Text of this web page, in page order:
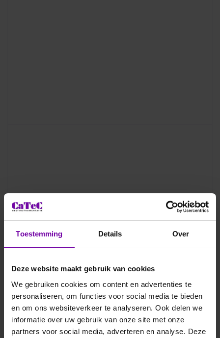
Toestemming Details Over
Deze website maakt gebruik van cookies
We gebruiken cookies om content en advertenties te
personaliseren, om functies voor social media te bieden
en om ons websiteverkeer te analyseren. Ook delen we
informatie over uw gebruik van onze site met onze
partners voor social media, adverteren en analyse. Deze